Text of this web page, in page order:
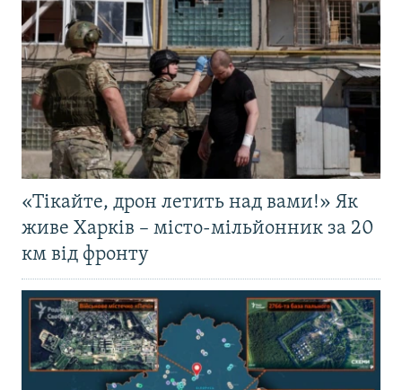
«Тікайте, дрон летить над вами!» Як
живе Харків – місто-мільйонник за 20
км від фронту